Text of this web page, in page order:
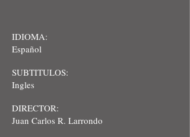
IDIOMA:
Español
SUBTITULOS:
Ingles
DIRECTOR:
Juan Carlos R. Larrondo